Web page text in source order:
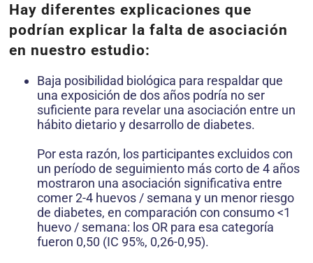
Hay diferentes explicaciones que
podrían explicar la falta de asociación
en nuestro estudio:
Baja posibilidad biológica para respaldar que
una exposición de dos años podría no ser
suficiente para revelar una asociación entre un
hábito dietario y desarrollo de diabetes.
Por esta razón, los participantes excluidos con
un período de seguimiento más corto de 4 años
mostraron una asociación significativa entre
comer 2-4 huevos / semana y un menor riesgo
de diabetes, en comparación con consumo <1
huevo / semana: los OR para esa categoría
fueron 0,50 (IC 95%, 0,26-0,95).